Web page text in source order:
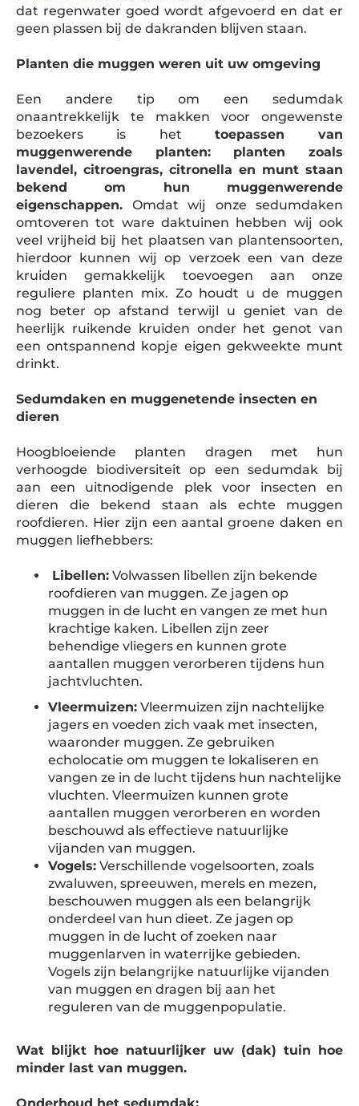
dat regenwater goed wordt afgevoerd en dat er
geen plassen bij de dakranden blijven staan.
Planten die muggen weren uit uw omgeving
Een andere tip om een sedumdak
onaantrekkelijk te makken voor ongewenste
bezoekers is het toepassen van
muggenwerende planten: planten zoals
lavendel, citroengras, citronella en munt staan
bekend om hun muggenwerende
eigenschappen. Omdat wij onze sedumdaken
omtoveren tot ware daktuinen hebben wij ook
veel vrijheid bij het plaatsen van plantensoorten,
hierdoor kunnen wij op verzoek een van deze
kruiden gemakkelijk toevoegen aan onze
reguliere planten mix. Zo houdt u de muggen
nog beter op afstand terwijl u geniet van de
heerlijk ruikende kruiden onder het genot van
een ontspannend kopje eigen gekweekte munt
drinkt.
Sedumdaken en muggenetende insecten en
dieren
Hoogbloeiende planten dragen met hun
verhoogde biodiversiteit op een sedumdak bij
aan een uitnodigende plek voor insecten en
dieren die bekend staan als echte muggen
roofdieren. Hier zijn een aantal groene daken en
muggen liefhebbers:
Libellen: Volwassen libellen zijn bekende
roofdieren van muggen. Ze jagen op
muggen in de lucht en vangen ze met hun
krachtige kaken. Libellen zijn zeer
behendige vliegers en kunnen grote
aantallen muggen verorberen tijdens hun
jachtvluchten.
Vleermuizen: Vleermuizen zijn nachtelijke
jagers en voeden zich vaak met insecten,
waaronder muggen. Ze gebruiken
echolocatie om muggen te lokaliseren en
vangen ze in de lucht tijdens hun nachtelijke
vluchten. Vleermuizen kunnen grote
aantallen muggen verorberen en worden
beschouwd als effectieve natuurlijke
vijanden van muggen.
Vogels: Verschillende vogelsoorten, zoals
zwaluwen, spreeuwen, merels en mezen,
beschouwen muggen als een belangrijk
onderdeel van hun dieet. Ze jagen op
muggen in de lucht of zoeken naar
muggenlarven in waterrijke gebieden.
Vogels zijn belangrijke natuurlijke vijanden
van muggen en dragen bij aan het
reguleren van de muggenpopulatie.
Wat blijkt hoe natuurlijker uw (dak) tuin hoe
minder last van muggen.